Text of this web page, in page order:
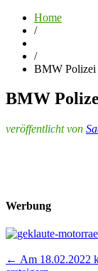
Home
/
/
BMW Polizei
BMW
veröffentlicht von
Werbung
Post
← Am 18.02.2022